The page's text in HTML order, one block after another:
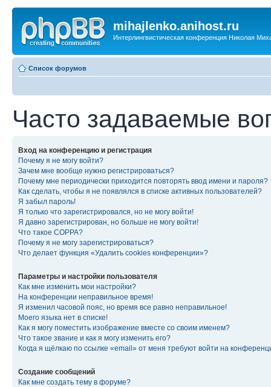
mihajlenko.anihost.ru
Интерлингвистическая конференция Николая
Список форумов
Часто задаваемые
Вход на конференцию и регистрация
Почему я не могу войти?
Зачем мне вообще нужно регистрироваться?
Почему мне периодически приходится повторять ввод имени и пароля?
Как сделать, чтобы я не появлялся в списке активных пользователей?
Я забыл пароль!
Я только что зарегистрировался, но не могу войти!
Я давно зарегистрирован, но больше не могу войти!
Что такое COPPA?
Почему я не могу зарегистрироваться?
Что делает функция «Удалить cookies конференции»?
Параметры и настройки пользователя
Как мне изменить мои настройки?
На конференции неправильное время!
Я изменил часовой пояс, но время все равно неправильное!
Моего языка нет в списке!
Как я могу поместить изображение вместе со своим именем?
Что такое звание и как я могу изменить его?
Когда я щёлкаю по ссылке «email» от меня требуют войти на
Создание сообщений
Как мне создать тему в форуме?